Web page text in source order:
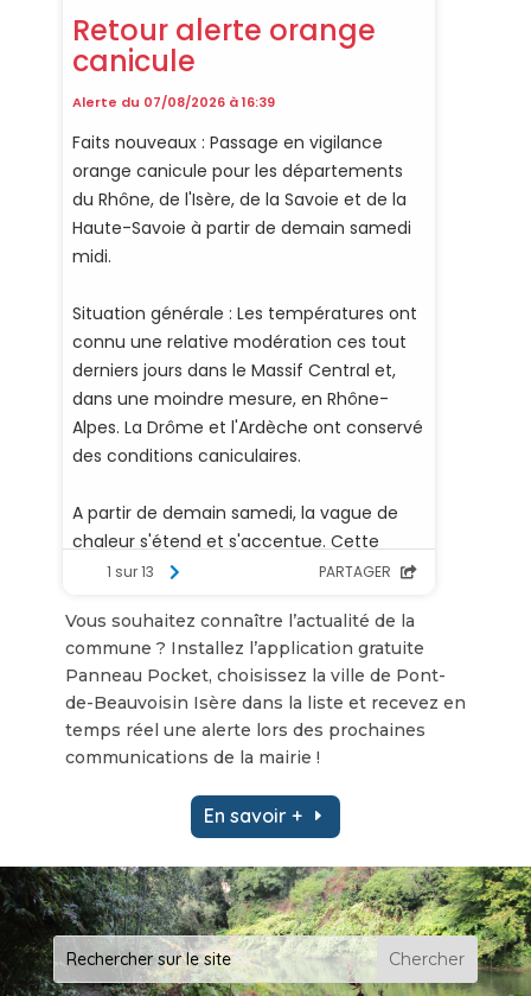
Vous souhaitez connaître l’actualité de la
commune ? Installez l’application gratuite
Panneau Pocket, choisissez la ville de Pont-
de-Beauvoisin Isère dans la liste et recevez en
temps réel une alerte lors des prochaines
communications de la mairie !
En savoir +